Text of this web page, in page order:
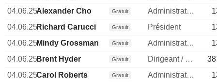
04.06.25Alexander Cho Gratuit Administrateur
04.06.25Richard Carucci Gratuit Président
04.06.25Mindy Grossman Gratuit Administrateur
04.06.25Brent Hyder Gratuit Dirigeant / cadre principal
04.06.25Carol Roberts Gratuit Administrateur